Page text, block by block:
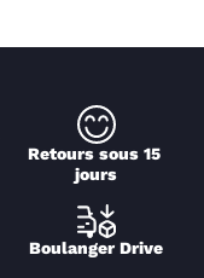
Retours sous 15
jours
Boulanger Drive